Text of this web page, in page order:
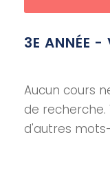
3E ANNÉE -
Aucun cours
de recherche.
d'autres